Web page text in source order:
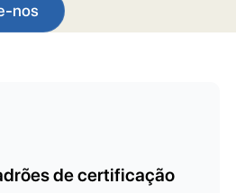
nos
de certificação